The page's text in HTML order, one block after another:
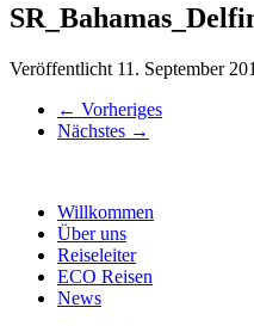
Veröffentlicht 11. September
← Vorheriges
Nächstes →
Willkommen
Über uns
Reiseleiter
ECO Reisen
News